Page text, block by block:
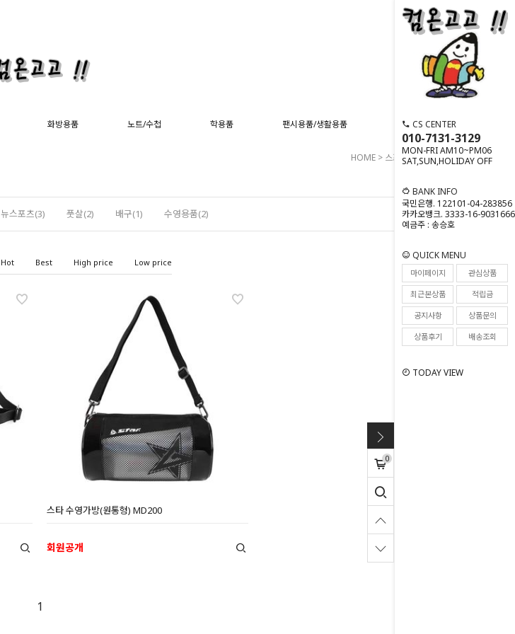
화방용품 노트/수첩 학용품 팬시용품/생활용품 스포츠용품
CS CENTER
010-7131-3129
MON-FRI AM10~PM06
SAT,SUN,HOLIDAY OFF
BANK INFO
국민은행. 122101-04-283856
카카오뱅크. 3333-16-9031666
예금주 : 송승호
QUICK MENU
마이페이지
관심상품
최근본상품
적립금
공지사항
상품문의
상품후기
배송조회
TODAY VIEW
0
HOME > 스포츠용품>수영용품
뉴스포츠(3) 풋살(2) 배구(1) 수영용품(2)
Hot Best High price Low price
스타 수영가방(원통형) MD200
회원공개
1